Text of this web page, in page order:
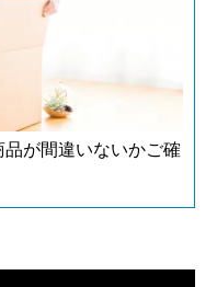
が間違いないかご確